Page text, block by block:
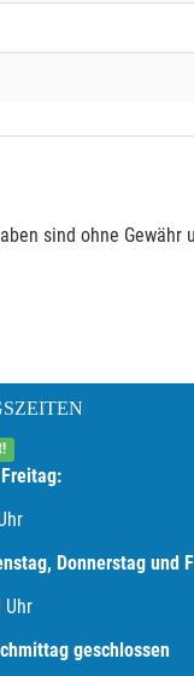
sind ohne Gewähr
Donnerstag und
Uhr
geschlossen